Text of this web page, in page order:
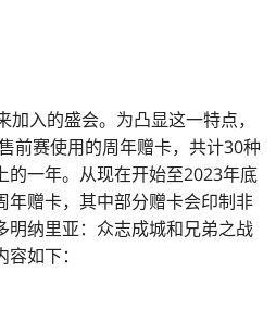
入的盛会。为凸显这一特点，
前赛使用的周年赠卡，共计30种
一年。从现在开始至2023年底
年赠卡，其中部分赠卡会印制非
明纳里亚：众志成城和兄弟之战
如下：